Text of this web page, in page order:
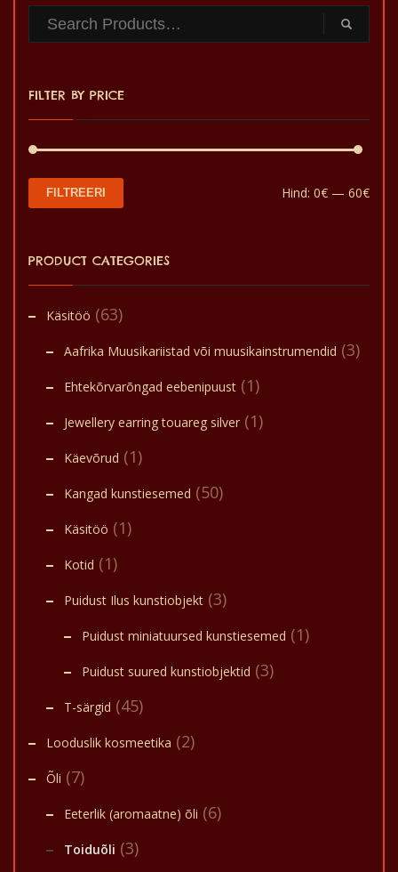
Valikuid
tootelehel.
FILTER BY PRICE
FILTREERI Hind: 0€ — 60€
PRODUCT CATEGORIES
Käsitöö (63)
Aafrika Muusikariistad või muusikainstrumendid (3)
Ehtekõrvarõngad eebenipuust (1)
Jewellery earring touareg silver (1)
Käevõrud (1)
Kangad kunstiesemed (50)
Käsitöö (1)
Kotid (1)
Puidust Ilus kunstiobjekt (3)
Puidust miniatuursed kunstiesemed (1)
Puidust suured kunstiobjektid (3)
T-särgid (45)
Looduslik kosmeetika (2)
Õli (7)
Eeterlik (aromaatne) õli (6)
Toiduõli (3)